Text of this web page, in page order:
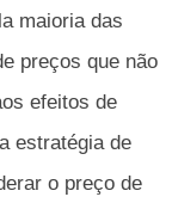
maioria das
preços que não
efeitos de
estratégia de
o preço de